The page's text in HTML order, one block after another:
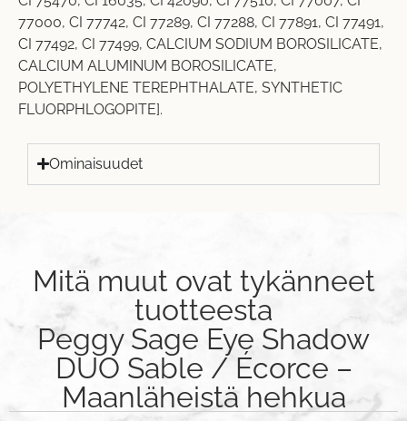
77000, CI 77742, CI 77289, CI 77288, CI 77891, CI 77491,
CI 77492, CI 77499, CALCIUM SODIUM BOROSILICATE,
CALCIUM ALUMINUM BOROSILICATE,
POLYETHYLENE TEREPHTHALATE, SYNTHETIC
FLUORPHLOGOPITE].
Ominaisuudet
Mitä muut ovat tykänneet
tuotteesta
Peggy Sage Eye Shadow
DUO Sable / Écorce –
Maanläheistä hehkua